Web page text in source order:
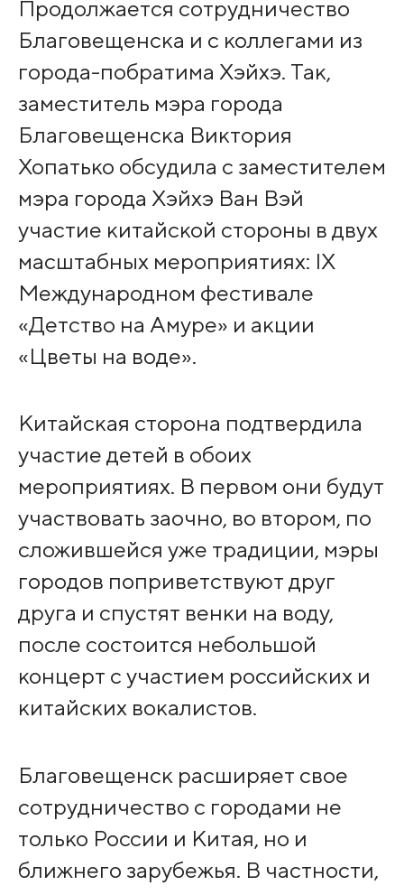
Продолжается сотрудничество
Благовещенска и с коллегами из
города-побратима Хэйхэ. Так,
заместитель мэра города
Благовещенска Виктория
Хопатько обсудила с заместителем
мэра города Хэйхэ Ван Вэй
участие китайской стороны в двух
масштабных мероприятиях: IX
Международном фестивале
«Детство на Амуре» и акции
«Цветы на воде».
Китайская сторона подтвердила
участие детей в обоих
мероприятиях. В первом они будут
участвовать заочно, во втором, по
сложившейся уже традиции, мэры
городов поприветствуют друг
друга и спустят венки на воду,
после состоится небольшой
концерт с участием российских и
китайских вокалистов.
Благовещенск расширяет свое
сотрудничество с городами не
только России и Китая, но и
ближнего зарубежья. В частности,